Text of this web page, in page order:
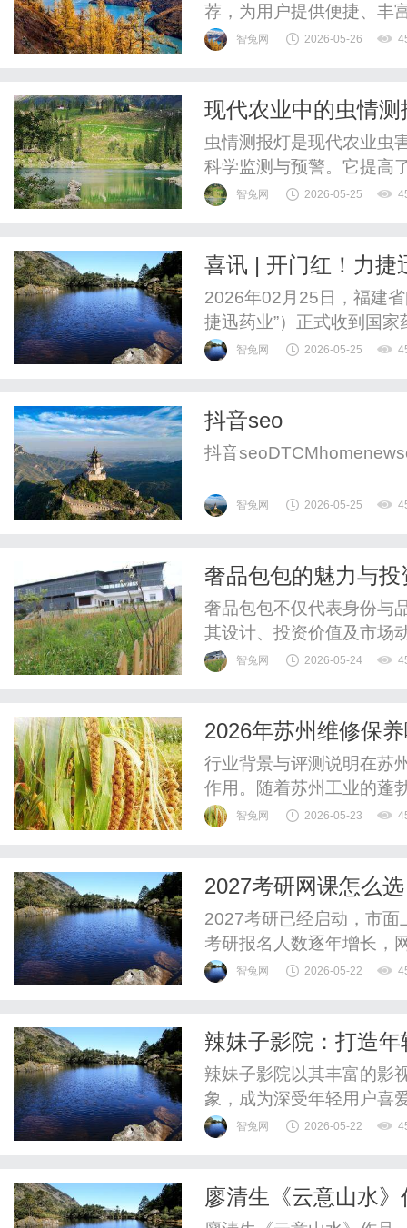
荐，为用户提供便捷、丰
智兔网 2026-05-26
现代农业中的虫情
虫情测报灯是现代农业虫
科学监测与预警。它提高
发展。
智兔网 2026-05-25
喜讯 | 开门红！力捷
床批件
2026年02月25日，福建
捷迅药业”）正式收到国
物临床试验补充申请批准
队自主开发的具有自主知
智兔网 2026-05-25
抖音seo
抖音
智兔网 2026-05-25
奢品包包的魅力与
奢品包包不仅代表身份与
其设计、投资价值及市场
智兔网 2026-05-24
2026年苏州维修保
行业背景与评测说明在苏
作用。随着苏州工业的蓬
造、建筑施工等行业对起
来安全隐患。用户在选购
智兔网 2026-05-23
2027考研网课怎么
2027考研已经启动，市面
考研报名人数逐年增长，
的首选，但不同机构的课
全职教研团队+命题规律
智兔网 2026-05-22
辣妹子影院：打造
辣妹子影院以其丰富的影
象，成为深受年轻用户喜
智兔网 2026-05-22
廖清生《云意山水